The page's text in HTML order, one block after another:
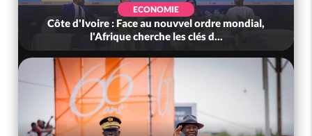
ECONOMIE
Côte d'Ivoire : Face au nouvvel ordre mondial,
l'Afrique cherche les clés d...